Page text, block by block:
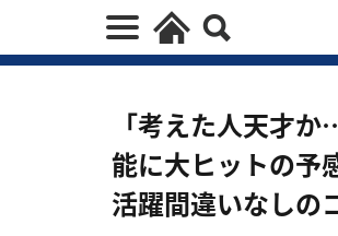
「考えた人天才
能に大ヒットの予
活躍間違いなしの